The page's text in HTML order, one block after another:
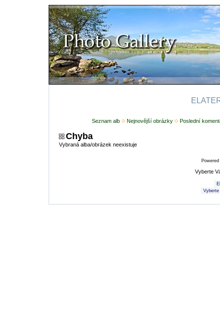
Seznam alb Nejnovější obrázky Poslední
Chyba
Vybraná alba/obrázek neexistuje
Vyberte